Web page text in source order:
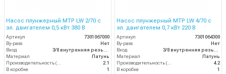
Насос плунжерный MTP LW 2/70 с
эл. двигателем 0,5 кВт 380 В
Артикул
7301067000
By-pass
Нет
Вход
3/8 внутренняя резьба
Материал
Латунь
Производительность (л/мин)
2.1
В коробке
1
Насос плунжерный MTP LW 4/70 с
эл. двигателем 0,7 кВт 220 В
Артикул
7301064300
By-pass
Нет
Вход
3/8 внутренняя резьба
Материал
Латунь
Производительность (л/мин)
4.2
В коробке
1